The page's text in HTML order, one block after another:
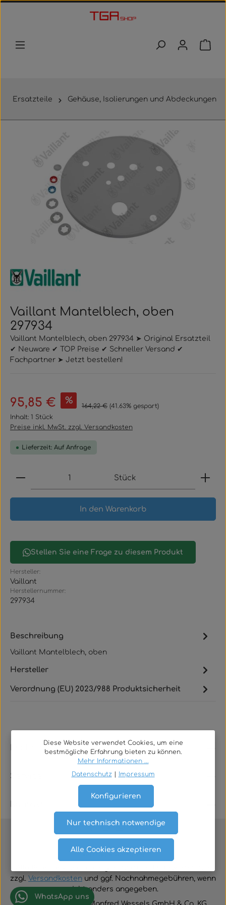
Zum Hauptinhalt springen
Ersatzteile Gehäuse, Isolierungen und Abdeckungen
Vaillant Mantelblech, oben
297934
Vaillant Mantelblech, oben 297934 ➤ Original Ersatzteil
✔ Neuware ✔ TOP Preise ✔ Schneller Versand ✔
Fachpartner ➤ Jetzt bestellen!
Verkaufspreis:
95,85 € % Regulärer Preis:
164,22 € (41.63% gespart)
Inhalt: 1 Stück
Preise inkl. MwSt. zzgl. Versandkosten
Lieferzeit: Auf Anfrage
Produkt Anzahl: Gib den gewünschten Wert
Stück
In den Warenkorb
Stellen Sie eine Frage zu diesem Produkt
Hersteller:
Vaillant
Herstellernummer:
297934
Beschreibung
Vaillant Mantelblech, oben
Hersteller
Verordnung (EU) 2023/988 Produktsicherheit
Rechtliches
Service
Vertrag widerrufen
zzgl. Versandkosten und ggf. Nachnahmegebühren, wenn
nicht anders angegeben.
WhatsApp uns
Diese Website verwendet Cookies, um eine
bestmögliche Erfahrung bieten zu können.
Mehr Informationen ...
Datenschutz
Impressum
Nur technisch notwendige
Konfigurieren
Alle Cookies akzeptieren